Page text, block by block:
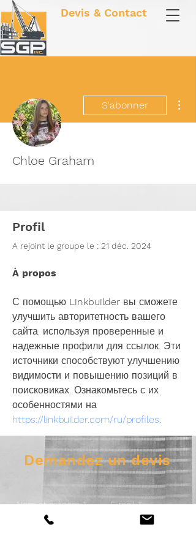
Devis & Contact
S'abonner
Chloe Graham
Profil
A rejoint le groupe le : 21 déc. 2024
À propos
С помощью Linkbuilder вы сможете
улучшить авторитетность вашего
сайта, используя проверенные и
надежные профили для ссылок. Эти
источники способствуют улучшению
видимости и повышению позиций в
поисковиках. Ознакомьтесь с их
особенностями на
https://linkbuilder.com/ru/profiles.
Demandez un devis